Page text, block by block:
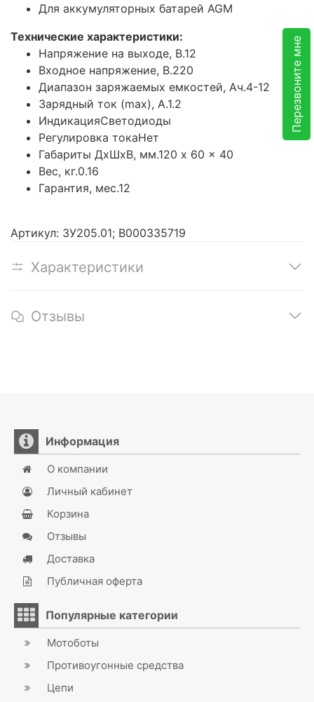
Перезвоните мне
Для аккумуляторных батарей AGM
Технические характеристики:
Напряжение на выходе, В.12
Входное напряжение, В.220
Диапазон заряжаемых емкостей, Ач.4-12
Зарядный ток (max), А.1.2
ИндикацияСветодиоды
Регулировка токаНет
Габариты ДxШxВ, мм.120 x 60 x 40
Вес, кг.0.16
Гарантия, мес.12
Артикул: ЗУ205.01; В000335719
Характеристики
Отзывы
Информация
О компании
Личный кабинет
Корзина
Отзывы
Доставка
Публичная оферта
Популярные категории
Мотоботы
Противоугонные средства
Цепи